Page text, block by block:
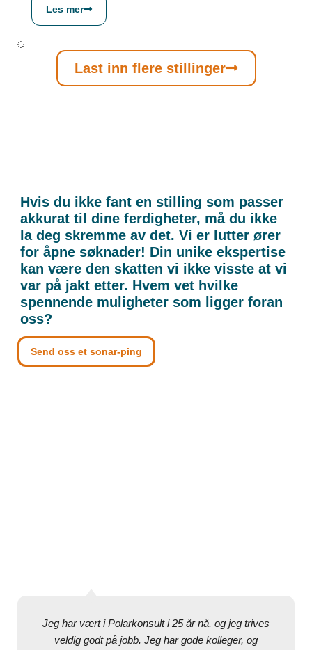
Les mer
Last inn flere stillinger
Hvis du ikke fant en stilling som passer
akkurat til dine ferdigheter, må du ikke
la deg skremme av det. Vi er lutter ører
for åpne søknader! Din unike ekspertise
kan være den skatten vi ikke visste at vi
var på jakt etter. Hvem vet hvilke
spennende muligheter som ligger foran
oss?
Send oss et sonar-ping
Jeg har vært i Polarkonsult i 25 år nå, og jeg trives
veldig godt på jobb. Jeg har gode kolleger, og